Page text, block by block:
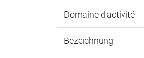
Domaine d'activité
Bezeichnung